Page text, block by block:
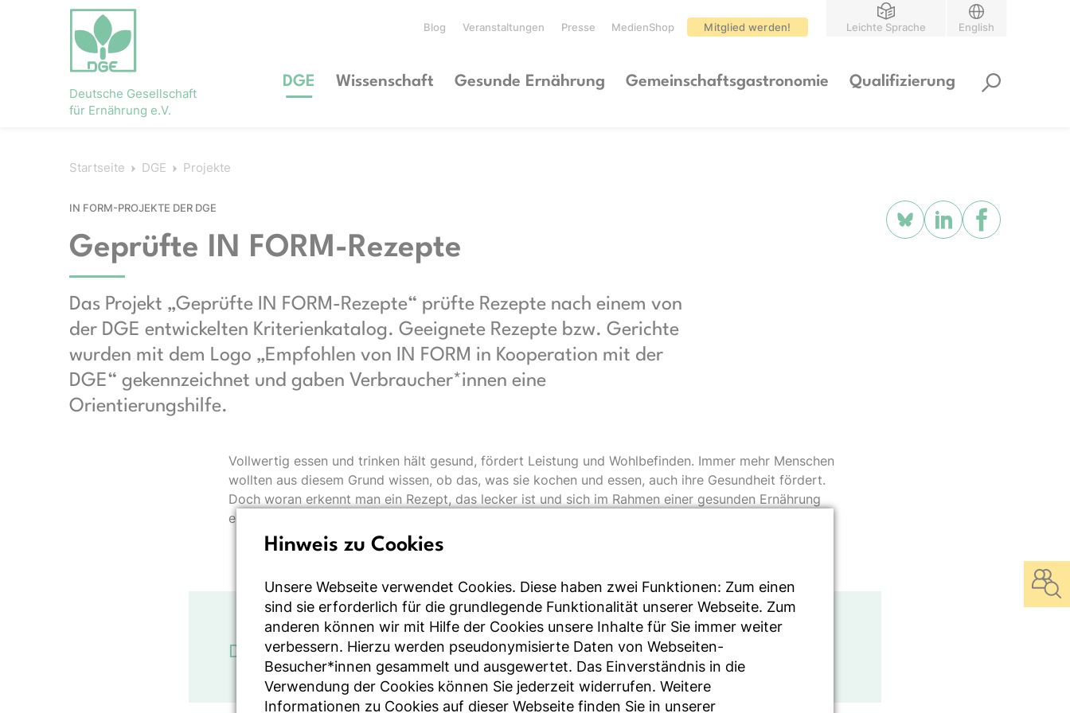
Deutsche Gesellschaft
für Ernährung e.V.
Blog Veranstaltungen Presse MedienShop Mitglied werden! Leichte Sprache English
DGE Wissenschaft Gesunde Ernährung Gemeinschaftsgastronomie Qualifizierung
Startseite DGE Projekte
IN FORM-PROJEKTE DER DGE
Geprüfte IN FORM-Rezepte
Das Projekt „Geprüfte IN FORM-Rezepte“ prüfte Rezepte nach einem von
der DGE entwickelten Kriterienkatalog. Geeignete Rezepte bzw. Gerichte
wurden mit dem Logo „Empfohlen von IN FORM in Kooperation mit der
DGE“ gekennzeichnet und gaben Verbraucher*innen eine
Orientierungshilfe.
Vollwertig essen und trinken hält gesund, fördert Leistung und Wohlbefinden. Immer mehr Menschen
wollten aus diesem Grund wissen, ob das, was sie kochen und essen, auch ihre Gesundheit fördert.
Doch woran erkennt man ein Rezept, das lecker ist und sich im Rahmen einer gesunden Ernährung
eignet?
Dieses Projekt wurde bereits umgesetzt.
Hinweis zu Cookies
Unsere Webseite verwendet Cookies. Diese haben zwei Funktionen: Zum einen
sind sie erforderlich für die grundlegende Funktionalität unserer Webseite. Zum
anderen können wir mit Hilfe der Cookies unsere Inhalte für Sie immer weiter
verbessern. Hierzu werden pseudonymisierte Daten von Webseiten-
Besucher*innen gesammelt und ausgewertet. Das Einverständnis in die
Verwendung der Cookies können Sie jederzeit widerrufen. Weitere
Informationen zu Cookies auf dieser Webseite finden Sie in unserer